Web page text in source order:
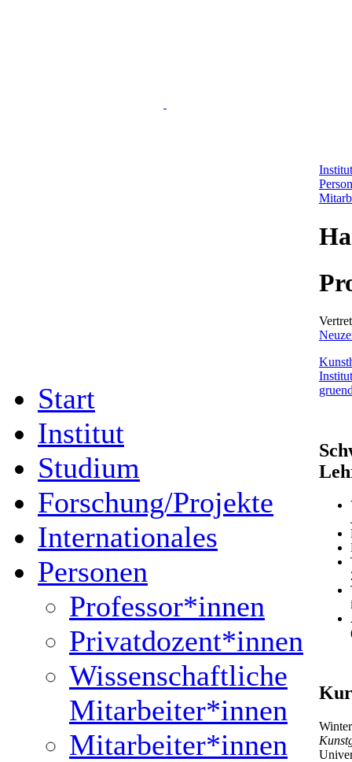
Start
Institut
Studium
Forschung/Projekte
Internationales
Personen
Professor*innen
Privatdozent*innen
Wissenschaftliche
Mitarbeiter*innen
Mitarbeiter*innen
Institut